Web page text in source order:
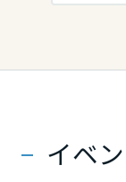
イベ
香川県